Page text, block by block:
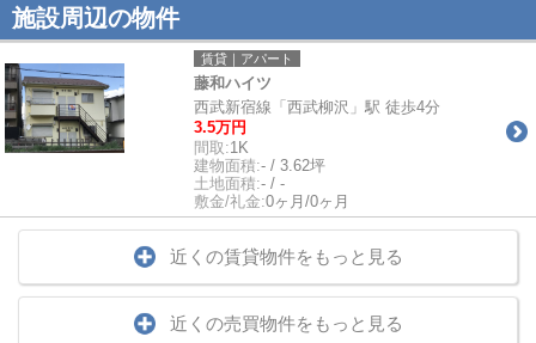
施設周辺の物件
賃貸｜アパート
藤和ハイツ
西武新宿線「西武柳沢」駅 徒歩4分
3.5万円
間取:1K
建物面積:- / 3.62坪
土地面積:- / -
敷金/礼金:0ヶ月/0ヶ月
近くの賃貸物件をもっと見る
近くの売買物件をもっと見る